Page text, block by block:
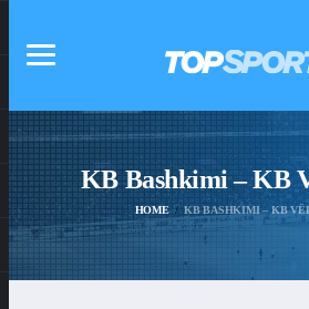
KB Bashkimi – KB
HOME KB BASHKIMI – KB